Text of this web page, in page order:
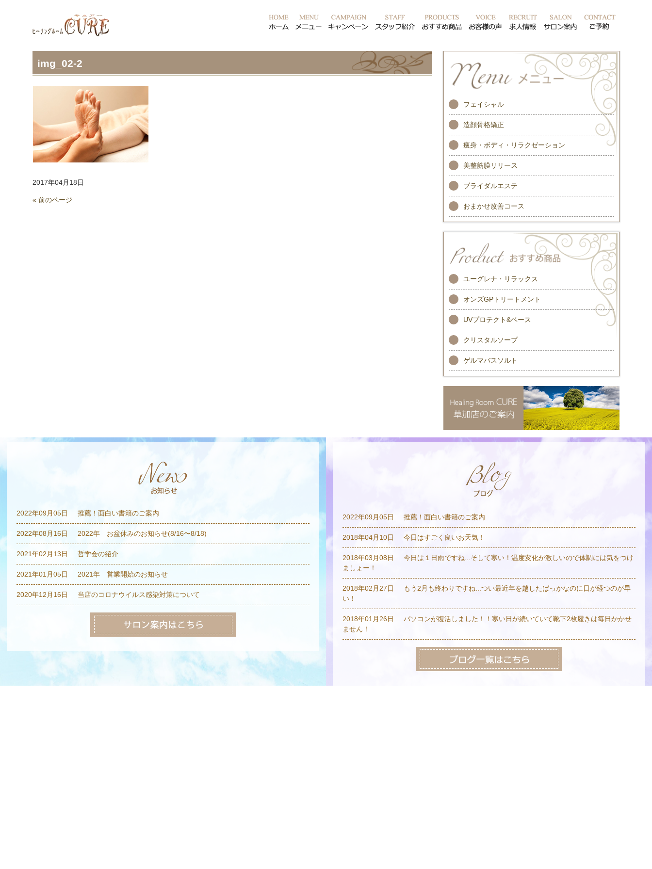
ホーム メニュー キャンペーン スタッフ紹介 おすすめ商品お客様の声 求人情報 サロン案内
img_02-2
2017年04月18日
« 前のページ
フェイシャル
造顔骨格矯正
痩身・ボディ・リラクゼーション
美整筋膜リリース
ブライダルエステ
おまかせ改善コース
ユーグレナ・リラックス
オンズGPトリートメント
UVプロテクト&ベース
クリスタルソープ
ゲルマバスソルト
2022年09月05日 推薦！面白い書籍のご案内
2022年08月16日 2022年 お盆休みのお知らせ(8/16〜8/18)
2021年02月13日 哲学会の紹介
2021年01月05日 2021年 営業開始のお知らせ
2020年12月16日 当店のコロナウイルス感染対策について
2022年09月05日 推薦！面白い書籍のご案内
2018年04月10日 今日はすごく良いお天気！
2018年03月08日
今日は１日雨ですね...そして寒い！温度変化が激しいので体調には気をつけ
ましょー！
2018年02月27日
もう2月も終わりですね...つい最近年を越したばっかなのに日が経つのが早
い！
2018年01月26日
パソコンが復活しました！！寒い日が続いていて靴下2枚履きは毎日かかせ
ません！